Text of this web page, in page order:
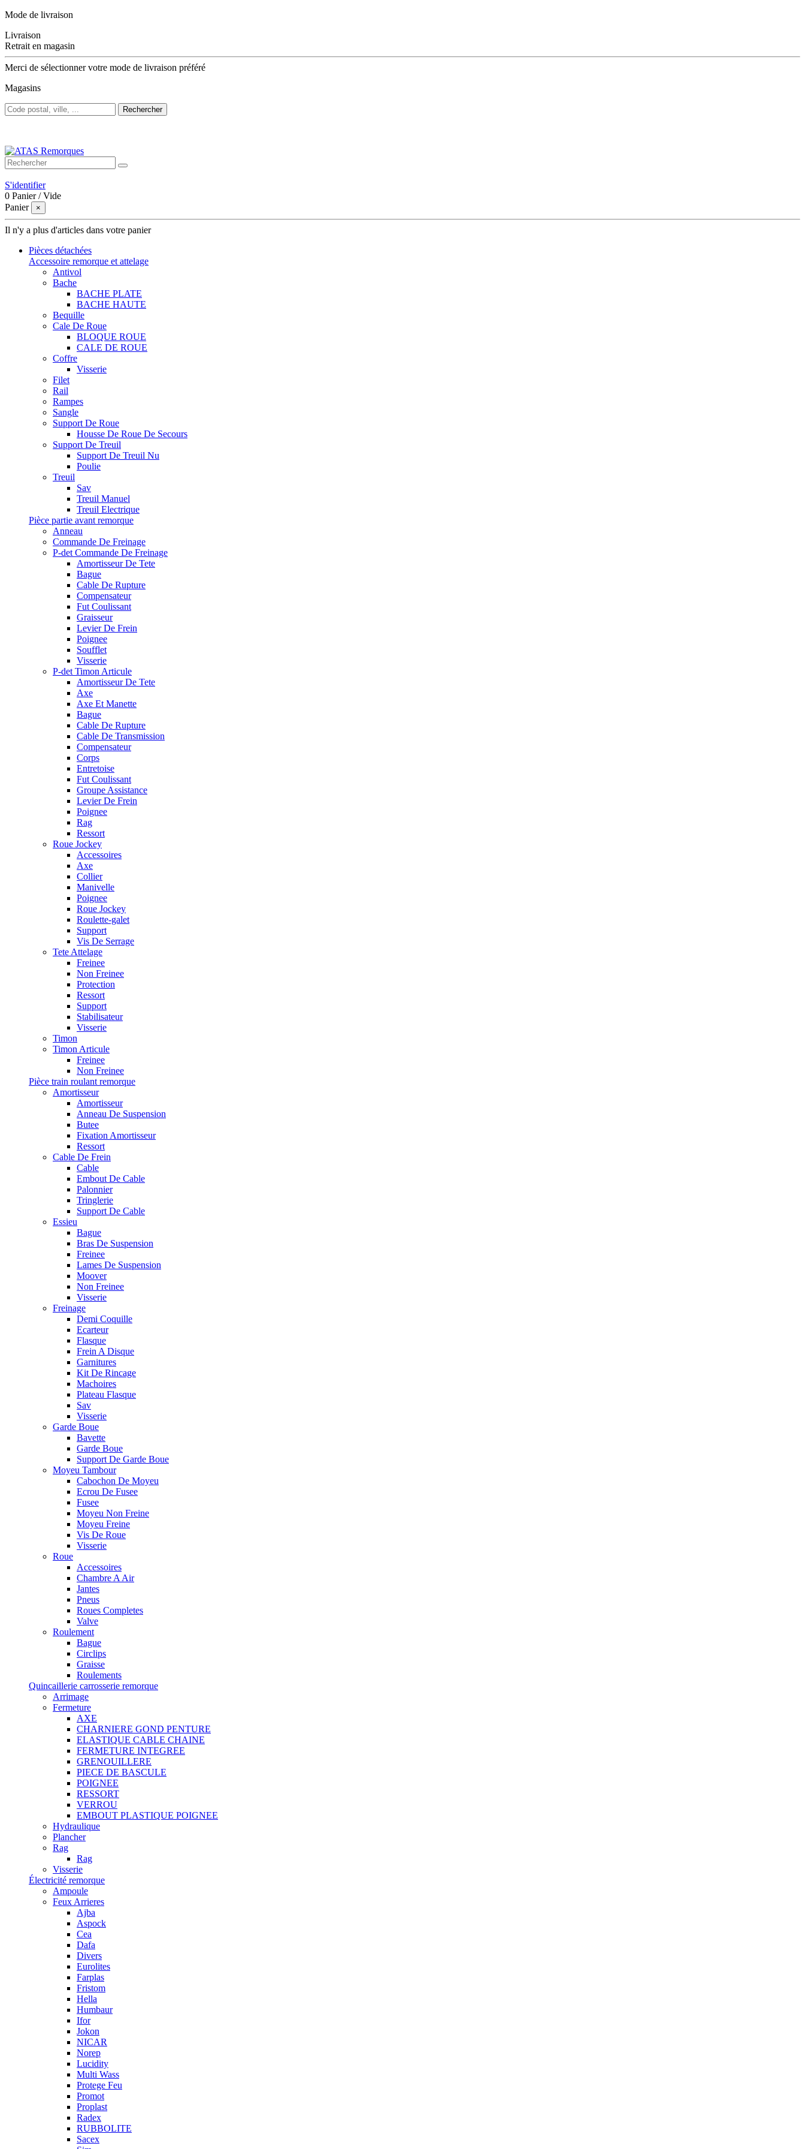
Mode de livraison
Livraison
Retrait en magasin
Merci de sélectionner votre mode de livraison préféré
Magasins
Rechercher
S'identifier
0 Panier /Vide
Panier
×
Il n'y a plus d'articles dans votre panier
Pièces détachées
Accessoire remorque et attelage
Antivol
Bache
BACHE PLATE
BACHE HAUTE
Bequille
Cale De Roue
BLOQUE ROUE
CALE DE ROUE
Coffre
Visserie
Filet
Rail
Rampes
Sangle
Support De Roue
Housse De Roue De Secours
Support De Treuil
Support De Treuil Nu
Poulie
Treuil
Sav
Treuil Manuel
Treuil Electrique
Pièce partie avant remorque
Anneau
Commande De Freinage
P-det Commande De Freinage
Amortisseur De Tete
Bague
Cable De Rupture
Compensateur
Fut Coulissant
Graisseur
Levier De Frein
Poignee
Soufflet
Visserie
P-det Timon Articule
Amortisseur De Tete
Axe
Axe Et Manette
Bague
Cable De Rupture
Cable De Transmission
Compensateur
Corps
Entretoise
Fut Coulissant
Groupe Assistance
Levier De Frein
Poignee
Rag
Ressort
Roue Jockey
Accessoires
Axe
Collier
Manivelle
Poignee
Roue Jockey
Roulette-galet
Support
Vis De Serrage
Tete Attelage
Freinee
Non Freinee
Protection
Ressort
Support
Stabilisateur
Visserie
Timon
Timon Articule
Freinee
Non Freinee
Pièce train roulant remorque
Amortisseur
Amortisseur
Anneau De Suspension
Butee
Fixation Amortisseur
Ressort
Cable De Frein
Cable
Embout De Cable
Palonnier
Tringlerie
Support De Cable
Essieu
Bague
Bras De Suspension
Freinee
Lames De Suspension
Moover
Non Freinee
Visserie
Freinage
Demi Coquille
Ecarteur
Flasque
Frein A Disque
Garnitures
Kit De Rincage
Machoires
Plateau Flasque
Sav
Visserie
Garde Boue
Bavette
Garde Boue
Support De Garde Boue
Moyeu Tambour
Cabochon De Moyeu
Ecrou De Fusee
Fusee
Moyeu Non Freine
Moyeu Freine
Vis De Roue
Visserie
Roue
Accessoires
Chambre A Air
Jantes
Pneus
Roues Completes
Valve
Roulement
Bague
Circlips
Graisse
Roulements
Quincaillerie carrosserie remorque
Arrimage
Fermeture
AXE
CHARNIERE GOND PENTURE
ELASTIQUE CABLE CHAINE
FERMETURE INTEGREE
GRENOUILLERE
PIECE DE BASCULE
POIGNEE
RESSORT
VERROU
EMBOUT PLASTIQUE POIGNEE
Hydraulique
Plancher
Rag
Rag
Visserie
Électricité remorque
Ampoule
Feux Arrieres
Ajba
Aspock
Cea
Dafa
Divers
Eurolites
Farplas
Fristom
Hella
Humbaur
Ifor
Jokon
NICAR
Norep
Lucidity
Multi Wass
Protege Feu
Promot
Proplast
Radex
RUBBOLITE
Sacex